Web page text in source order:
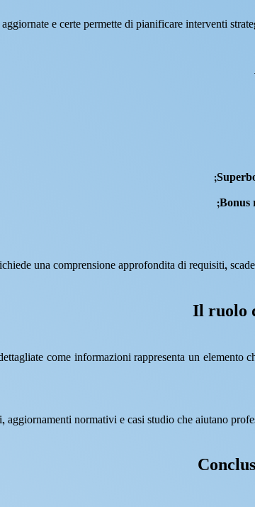
una comprensione approfondita di requisiti,
Il ruolo
come informazioni rappresenta un
normativi e casi studio che aiutano